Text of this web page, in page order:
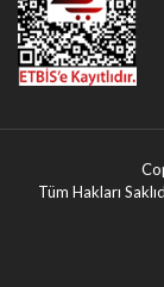
Tüm Hakları